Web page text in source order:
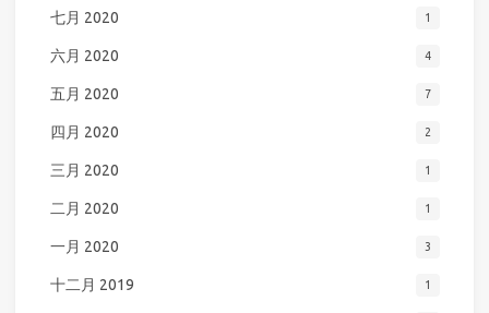
七月 2020 1
六月 2020 4
五月 2020 7
四月 2020 2
三月 2020 1
二月 2020 1
一月 2020 3
十二月 2019 1